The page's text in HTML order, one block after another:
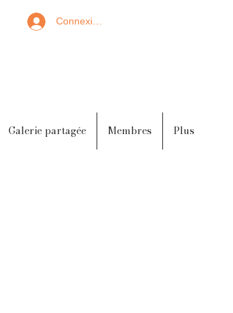
Connexion
Galerie partagée Membres Plus